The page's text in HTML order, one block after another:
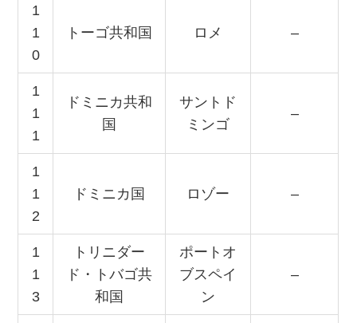
1
1
0
トーゴ共和国 ロメ –
1
1
1
ドミニカ共和
国
サントド
ミンゴ
–
1
1
2
ドミニカ国 ロゾー –
1
1
3
トリニダー
ド・トバゴ共
和国
ポートオ
ブスペイ
ン
–